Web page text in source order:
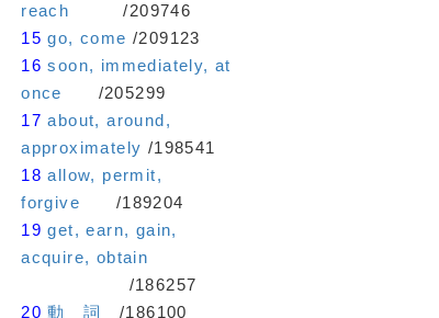
reach /209746
15 go, come /209123
16 soon, immediately, at
once
/205299
17 about, around,
approximately /198541
18 allow, permit,
forgive /189204
19 get, earn, gain,
acquire, obtain
/186257
20 動 詞 /186100